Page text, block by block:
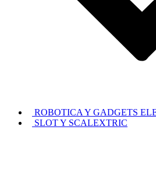
ROBOTICA Y GADGETS
SLOT Y SCALEXTRIC